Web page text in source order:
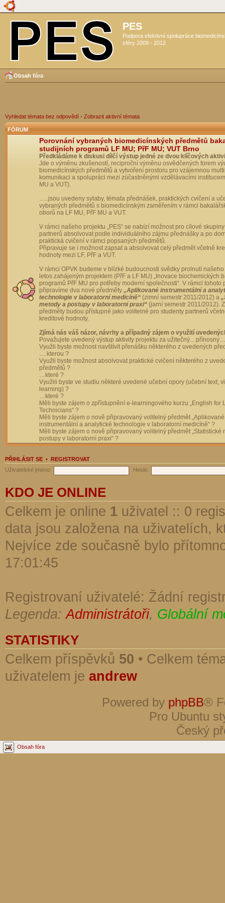
PES
Podpora efektivní spolupráce
sféry 2009 - 2012
Obsah fóra
Vyhledat témata bez odpovědí • Zobrazit aktivní témata
FÓRUM
Porovnání vybraných biomedicínských předmětů
studijních programů LF MU; PřF MU; VUT Brno
Předkládáme k diskusi dílčí výstup jedné ze dvou klíčových
Jde o výměnu zkušeností, reciproční výměnu osvědčených forem
biomedicínských předmětů a vytvoření prostoru pro vzájemnou
komunikaci a spolupráci mezi zúčastněnými vzdělávacími
MU a VUT).
…..jsou uvedeny sylaby, témata přednášek, praktických cvičení a
vybraných předmětů s biomedicínským zaměřením v rámci
oborů na LF MU, PřF MU a VUT.
V rámci našeho projektu „PES“ se nabízí možnost pro cílové
partnerů absolvovat podle individuálního zájmu přednášky a po
praktická cvičení v rámci popsaných předmětů.
Připravuje se i možnost zapsat a absolvovat celý předmět včetně
hodnoty mezi LF, PřF a VUT.
V rámci OPVK budeme v blízké budoucnosti svědky prolnutí
letos zahájeným projektem (PřF a LF MU) „Inovace biochemických
programů PřF MU pro potřeby moderní společnosti“. V rámci tohoto
připravíme dva nové předměty „Aplikované instrumentální a
technologie v laboratorní medicíně“ (zimní semestr 2011/2012) a
metody a postupy v laboratorní praxi“ (jarní semestr 2011/2012).
předměty budou přístupné jako volitelné pro studenty partnerů
kreditové hodnoty.
Zjímá nás váš názor, návrhy a případný zájem o využití
Považujete uvedený výstup aktivity projektu za
Využli byste možnost navštívit přenášku některého z uvedených
….kterou ?
Využli byste možnost absolvovat praktické cvičení některého z
předmětů ?
…které ?
Využili byste ve studiu některé uvedené učební opory (učební text,
learning) ?
…které ?
Měli byste zájem o zpřístupnění e-learningového kurzu „English for
Technicians“ ?
Měli byste zájem o nově připravovaný volitelný předmět „Aplikované
instrumentální a analytické technologie v laboratorní medicíně“ ?
Měli byste zájem o nově připravovaný volitelný předmět „Statistické
postupy v laboratorní praxi“ ?
PŘIHLÁSIT SE • REGISTROVAT
Uživatelské jméno:
Heslo:
KDO JE ONLINE
Celkem je online 1 uživatel :: 0
data jsou založena na uživatelích,
Nejvíce zde současně bylo
17:01:45
Registrovaní uživatelé: Žádní
Legenda:Administrátoři, Globální
STATISTIKY
Celkem příspěvků 50 • Celkem
uživatelem je andrew
Powered by phpBB®
Pro Ubuntu
Český
Obsah fóra